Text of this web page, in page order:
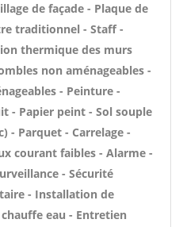
de façade - Plaque de
traditionnel - Staff -
thermique des murs
non aménageables -
- Peinture -
- Papier peint - Sol souple
- Parquet - Carrelage -
courant faibles - Alarme -
- Sécurité
- Installation de
eau - Entretien